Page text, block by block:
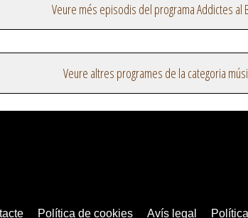
Veure més episodis del programa Addictes al
Veure altres programes de la categoria
Política de cookies Avís legal